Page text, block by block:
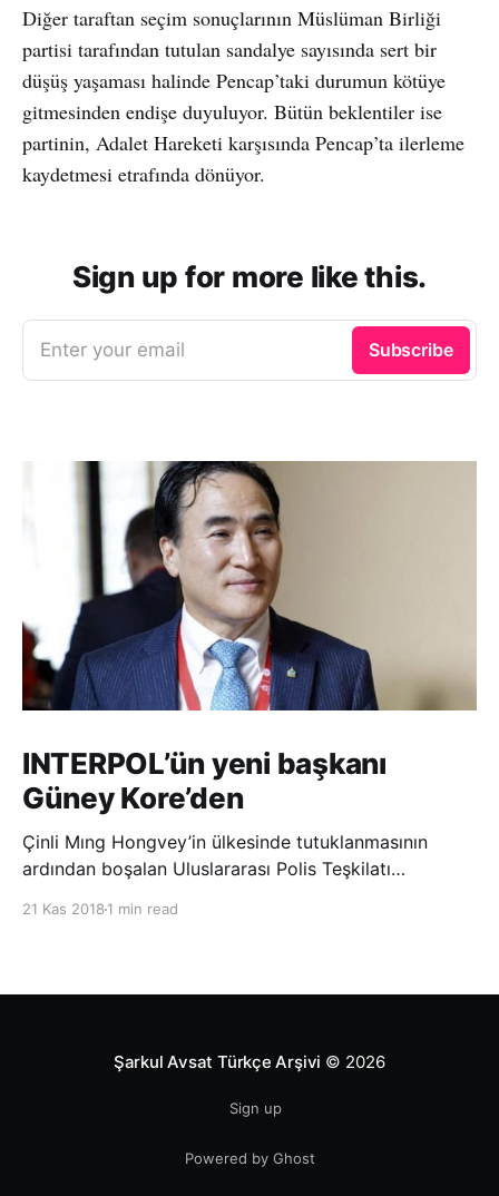
Diğer taraftan seçim sonuçlarının Müslüman Birliği
partisi tarafından tutulan sandalye sayısında sert bir
düşüş yaşaması halinde Pencap’taki durumun kötüye
gitmesinden endişe duyuluyor. Bütün beklentiler ise
partinin, Adalet Hareketi karşısında Pencap’ta ilerleme
kaydetmesi etrafında dönüyor.
Sign up for more like this.
Enter your email Subscribe
INTERPOL’ün yeni başkanı
Güney Kore’den
Çinli Mıng Hongvey’in ülkesinde tutuklanmasının
ardından boşalan Uluslararası Polis Teşkilatı
21 Kas 2018 1 min read
Şarkul Avsat Türkçe Arşivi © 2026
Sign up
Powered by Ghost